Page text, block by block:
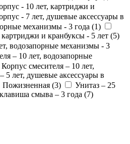
- 10 лет, картриджи и
- 7 лет, душевые аксессуары в
механизмы - 3 года (1)
и кранбуксы - 5 лет (5)
водозапорные механизмы - 3
– 10 лет, водозапорные
Корпус смесителя – 10 лет,
5 лет, душевые аксессуары в
Пожизненная (3)
Унитаз – 25
смыва – 3 года (7)